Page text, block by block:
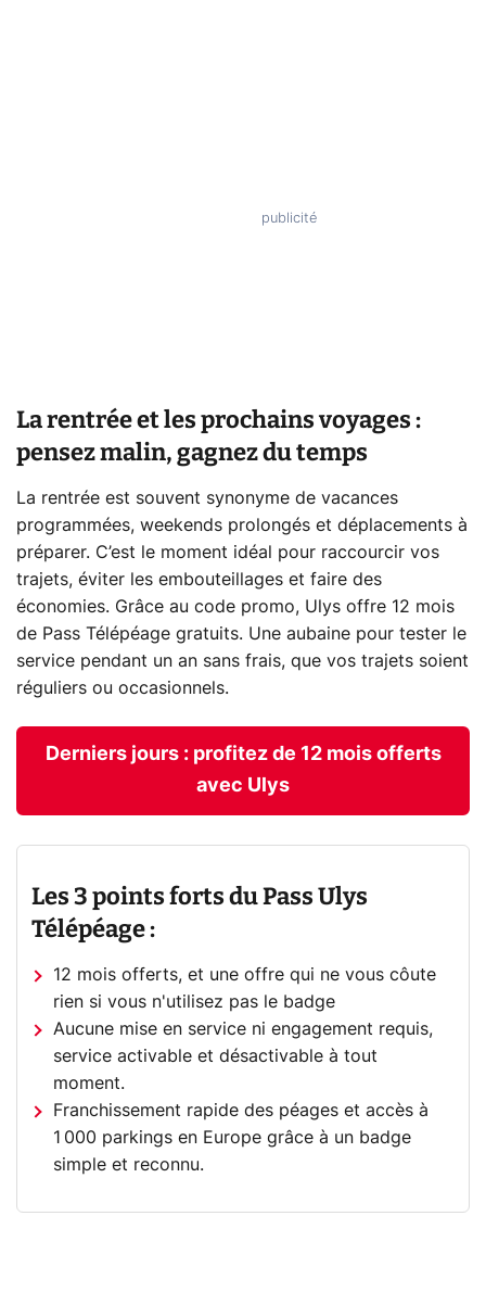
La rentrée et les prochains voyages :
pensez malin, gagnez du temps
La rentrée est souvent synonyme de vacances
programmées, weekends prolongés et déplacements à
préparer. C’est le moment idéal pour raccourcir vos
trajets, éviter les embouteillages et faire des
économies. Grâce au code promo, Ulys offre 12 mois
de Pass Télépéage gratuits. Une aubaine pour tester le
service pendant un an sans frais, que vos trajets soient
réguliers ou occasionnels.
Derniers jours : profitez de 12 mois offerts
avec Ulys
Les 3 points forts du Pass Ulys
Télépéage :
12 mois offerts, et une offre qui ne vous côute
rien si vous n'utilisez pas le badge
Aucune mise en service ni engagement requis,
service activable et désactivable à tout
moment.
Franchissement rapide des péages et accès à
1 000 parkings en Europe grâce à un badge
simple et reconnu.